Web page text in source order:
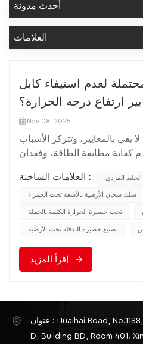
أحدث مدونة
العلامات
لعدم استيفاء كابل
ارتفاع درجة الحرارة؟
Nov 08, 2025
يفي بالمعايير، وتتركز الأسباب
كفاية مطابقة الطاقة، وفقدان
إجراء تحقيقات محددة وفقًا للأبعاد التالية: 1. مشكلة مطابقة
كفاية سعة التدفئة إجمالي
كابل التدفئة لا يلبي متطلبات
الحرارة الكافية بسرعة.الطاقة
القيمة التصميمية، والقدرة على
الشائعة: اختيار الكابل غير
كابل واحد أو دائرة إجمالية،
غير المتساوي لكثافة
العلامات الساخنة : الجليد الفردي
سلك سخان الأرضية بالأشعة تحت الحمراء
تحت حصيرة الحرارة الكلمة بالجملة
تصنيع حصيرة التدفئة تحت الأرضية
إقرأ المزيد
عنوان : Huaihai Road, No.1188, Jingshang Trade City, Zone
D, Building BD, Room 401.